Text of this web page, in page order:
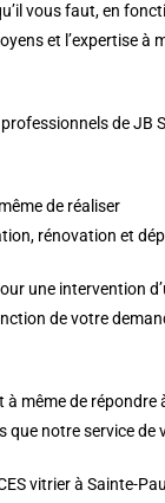
vous faut, en
et l’expertise
de
de réaliser
rénovation et
une intervention
de votre
même de
notre service de
vitrier à Sainte-